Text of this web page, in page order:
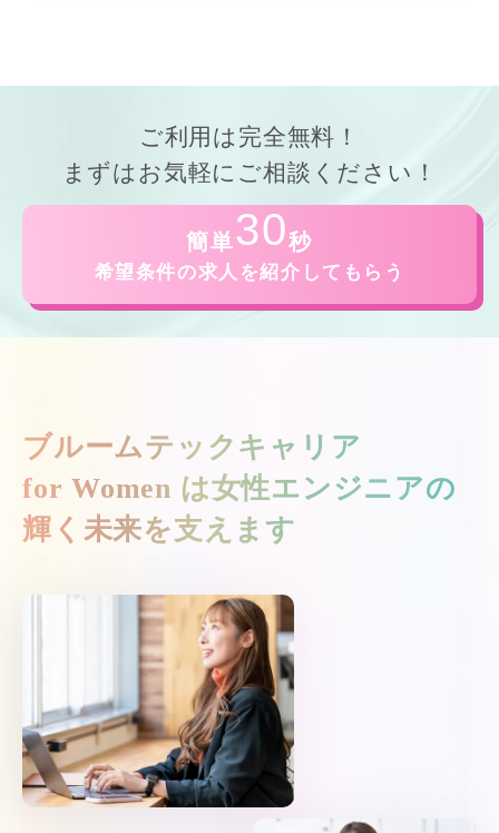
ご利用は 完全無料！
まずはお気軽にご相談ください！
簡単30秒
希望条件の求人を紹介してもらう
ブルームテックキャリア
for Women は女性エンジニアの
輝く未来を支えます